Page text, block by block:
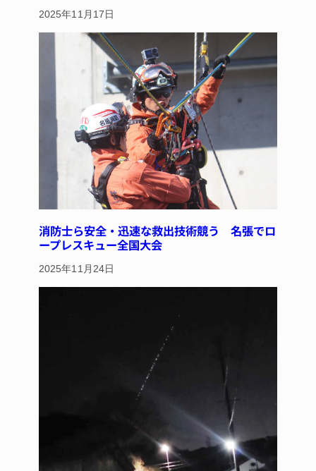
2025年11月17日
消防士ら安全・迅速な救出技術競う 名張でロ
ープレスキュー全国大会
2025年11月24日